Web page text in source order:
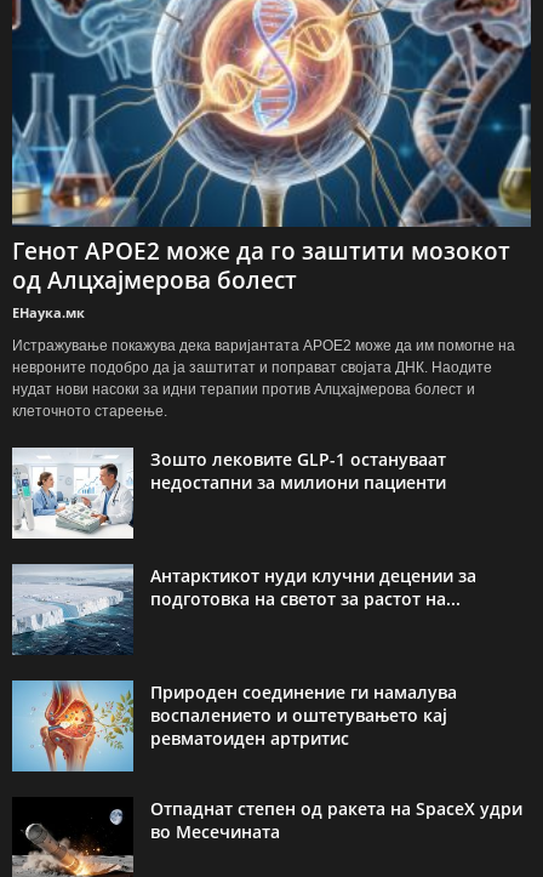
Генот APOE2 може да го заштити мозокот
од Алцхајмерова болест
ЕНаука.мк
Истражување покажува дека варијантата APOE2 може да им помогне на
невроните подобро да ја заштитат и поправат својата ДНК. Наодите
нудат нови насоки за идни терапии против Алцхајмерова болест и
клеточното стареење.
Зошто лековите GLP-1 остануваат
недостапни за милиони пациенти
Антарктикот нуди клучни децении за
подготовка на светот за растот на...
Природен соединение ги намалува
воспалението и оштетувањето кај
ревматоиден артритис
Отпаднат степен од ракета на SpaceX удри
во Месечината